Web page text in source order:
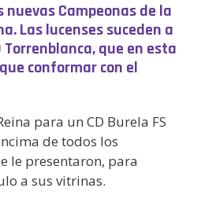
nuevas Campeonas de la
Las lucenses suceden a
Torrenblanca, que en esta
conformar con el
para un CD Burela FS
de todos los
le presentaron, para
a sus vitrinas.